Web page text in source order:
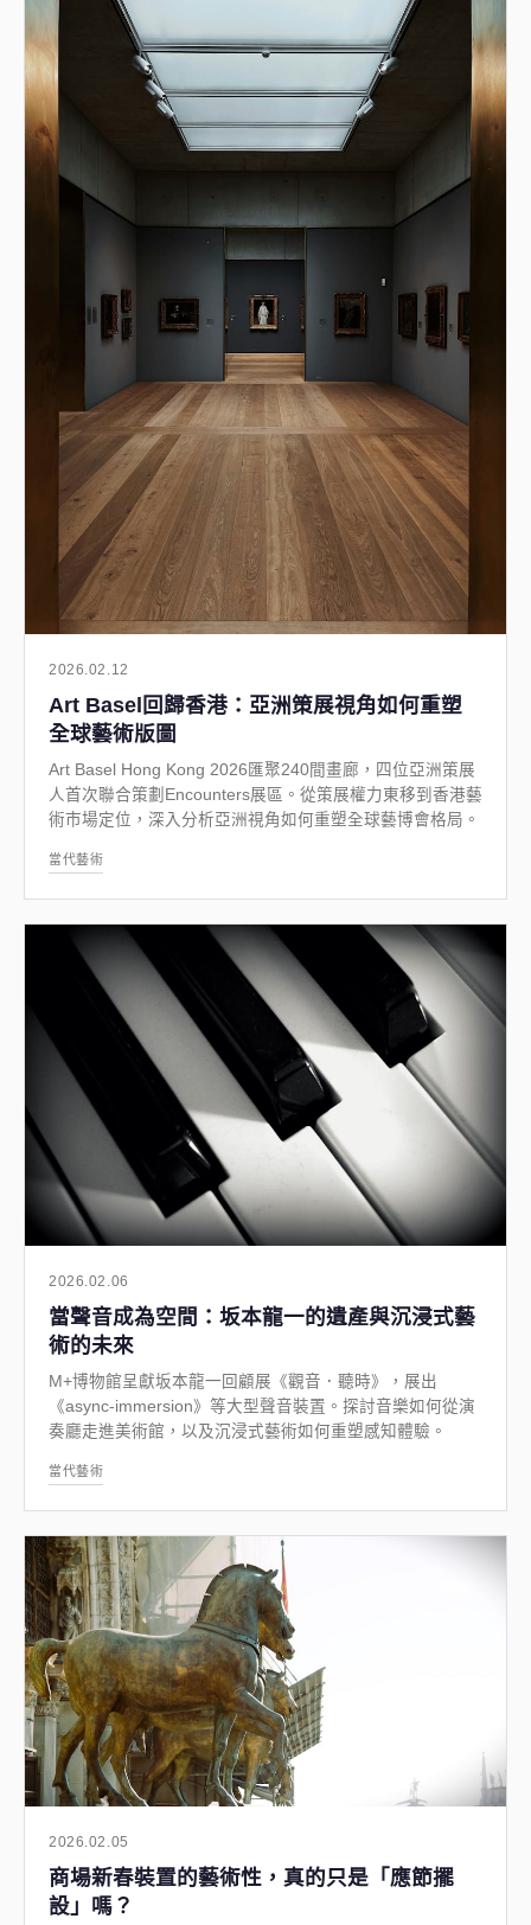
2026.02.12
Art Basel回歸香港：亞洲策展視角如何重塑
全球藝術版圖
Art Basel Hong Kong 2026匯聚240間畫廊，四位亞洲策展
人首次聯合策劃Encounters展區。從策展權力東移到香港藝
術市場定位，深入分析亞洲視角如何重塑全球藝博會格局。
當代藝術
2026.02.06
當聲音成為空間：坂本龍一的遺產與沉浸式藝
術的未來
M+博物館呈獻坂本龍一回顧展《觀音．聽時》，展出
《async-immersion》等大型聲音裝置。探討音樂如何從演
奏廳走進美術館，以及沉浸式藝術如何重塑感知體驗。
當代藝術
2026.02.05
商場新春裝置的藝術性，真的只是「應節擺
設」嗎？